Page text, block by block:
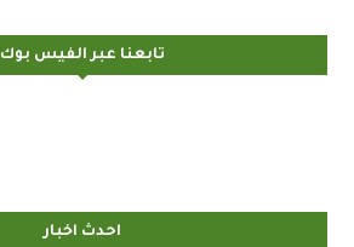
تابعنا عبر الفيس بوك
احدث اخبار